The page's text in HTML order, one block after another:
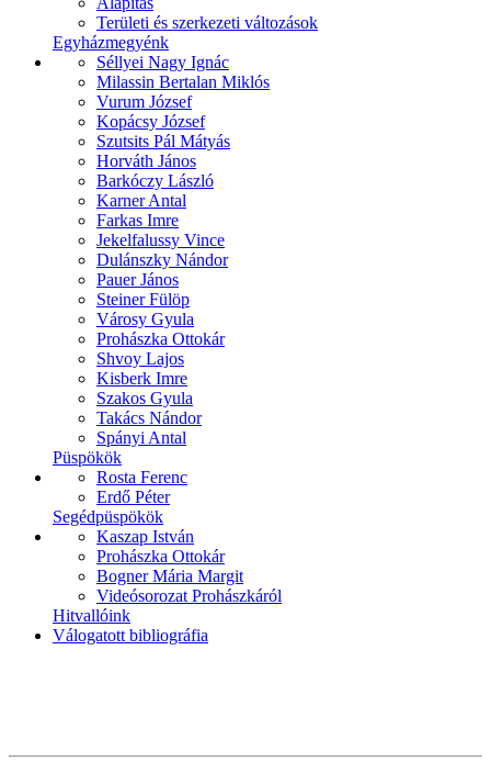
Területi és szerkezeti változások
Egyházmegyénk
Séllyei Nagy Ignác
Milassin Bertalan Miklós
Vurum József
Kopácsy József
Szutsits Pál Mátyás
Horváth János
Barkóczy László
Karner Antal
Farkas Imre
Jekelfalussy Vince
Dulánszky Nándor
Pauer János
Steiner Fülöp
Városy Gyula
Prohászka Ottokár
Shvoy Lajos
Kisberk Imre
Szakos Gyula
Takács Nándor
Spányi Antal
Püspökök
Rosta Ferenc
Erdő Péter
Segédpüspökök
Kaszap István
Prohászka Ottokár
Bogner Mária Margit
Videósorozat Prohászkáról
Hitvallóink
Válogatott bibliográfia